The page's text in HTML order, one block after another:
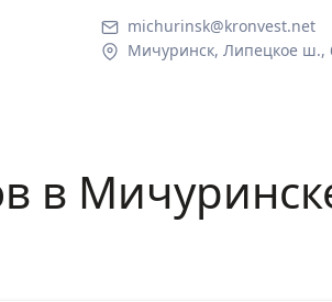
michurinsk@kronvest.net
Мичуринск, Липецкое ш.,
в